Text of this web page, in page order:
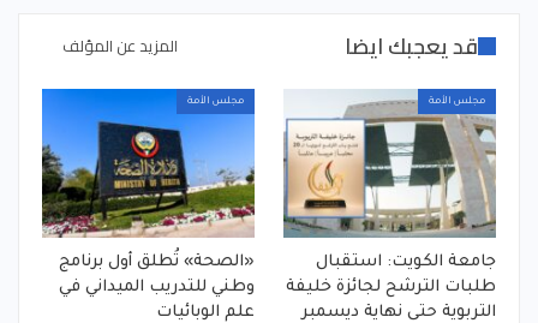
قد يعجبك ايضا المزيد عن المؤلف
مجلس الأمة
جامعة الكويت: استقبال
طلبات الترشح لجائزة خليفة
التربوية حتى نهاية ديسمبر
مجلس الأمة
«الصحة» تُطلق أول برنامج
وطني للتدريب الميداني في
علم الوبائيات